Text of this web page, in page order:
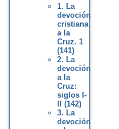
1. La
devoción
cristiana
a la
Cruz. 1
(141)
2. La
devoción
a la
Cruz:
siglos I-
II (142)
3. La
devoción